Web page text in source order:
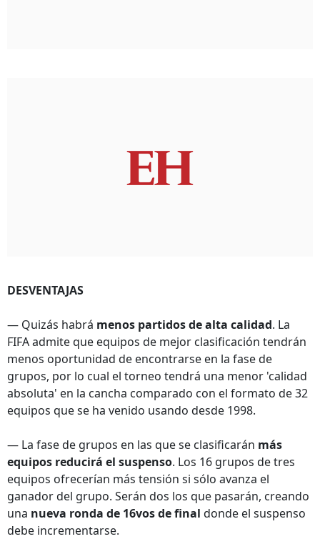
DESVENTAJAS
— Quizás habrá menos partidos de alta calidad. La
FIFA admite que equipos de mejor clasificación tendrán
menos oportunidad de encontrarse en la fase de
grupos, por lo cual el torneo tendrá una menor 'calidad
absoluta' en la cancha comparado con el formato de 32
equipos que se ha venido usando desde 1998.
— La fase de grupos en las que se clasificarán más
equipos reducirá el suspenso. Los 16 grupos de tres
equipos ofrecerían más tensión si sólo avanza el
ganador del grupo. Serán dos los que pasarán, creando
una nueva ronda de 16vos de final donde el suspenso
debe incrementarse.